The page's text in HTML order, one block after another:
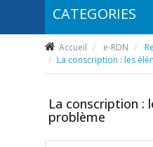
Accueil e-RDN
La conscription : les
La conscription :
problème